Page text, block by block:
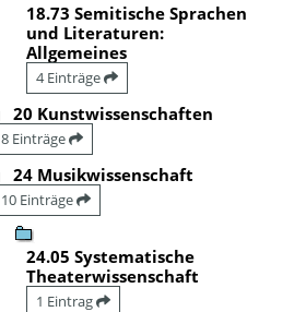
18.73 Semitische Sprachen
und Literaturen:
Allgemeines
4 Einträge
20 Kunstwissenschaften
8 Einträge
24 Musikwissenschaft
10 Einträge
24.05 Systematische
Theaterwissenschaft
1 Eintrag